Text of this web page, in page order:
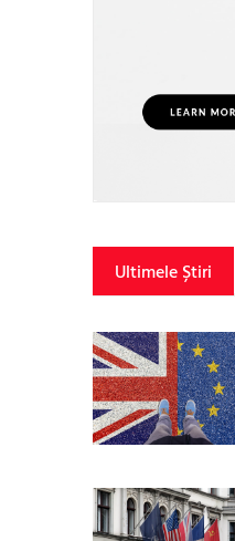
Ultimele Știri